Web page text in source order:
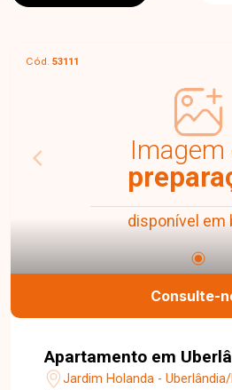
Cód. 53111
Imagem
disponível em
Consulte-
Apartamento em
Jardim Holanda - Uberlândia/